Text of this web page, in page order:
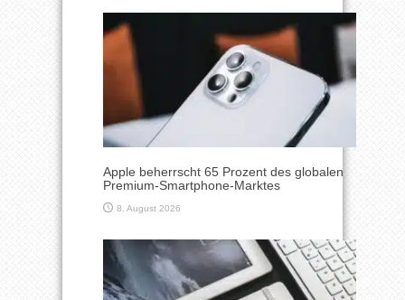
Apple beherrscht 65 Prozent des globalen
Premium-Smartphone-Marktes
8. August 2026